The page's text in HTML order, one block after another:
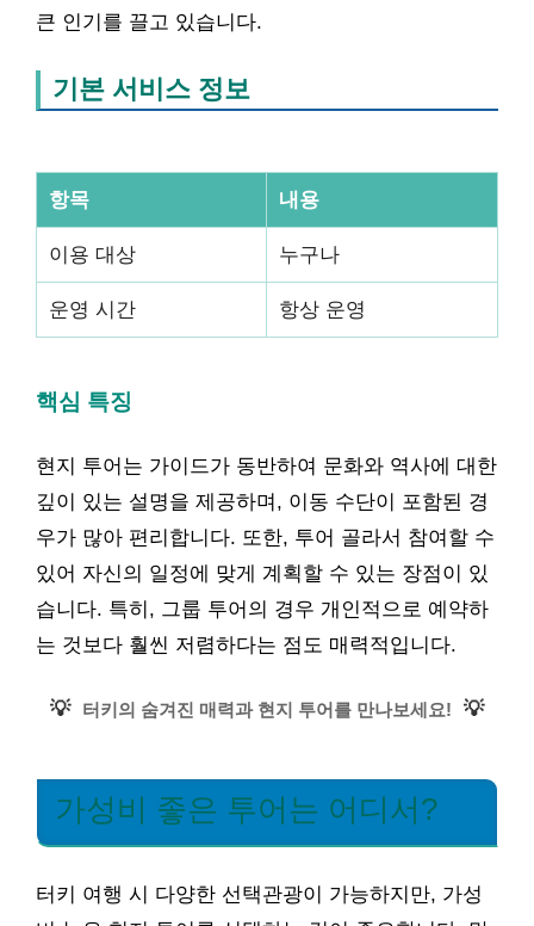
큰 인기를 끌고 있습니다.
기본 서비스 정보
항목 내용
이용 대상 누구나
운영 시간 항상 운영
핵심 특징
현지 투어는 가이드가 동반하여 문화와 역사에 대한
깊이 있는 설명을 제공하며, 이동 수단이 포함된 경
우가 많아 편리합니다. 또한, 투어 골라서 참여할 수
있어 자신의 일정에 맞게 계획할 수 있는 장점이 있
습니다. 특히, 그룹 투어의 경우 개인적으로 예약하
는 것보다 훨씬 저렴하다는 점도 매력적입니다.
💡 터키의 숨겨진 매력과 현지 투어를 만나보세요! 💡
가성비 좋은 투어는 어디서?
터키 여행 시 다양한 선택관광이 가능하지만, 가성